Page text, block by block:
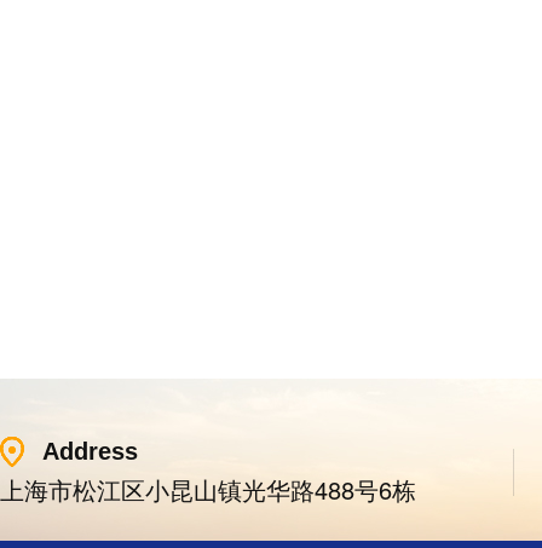
Address
上海市松江区小昆山镇光华路488号6栋